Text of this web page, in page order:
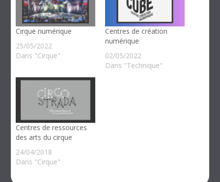
Cirque numérique
25/05/2022
Dans "Cirque"
Centres de création
numérique
02/05/2022
Dans "Technique"
Centres de ressources
des arts du cirque
24/04/2018
Dans "Cirque"